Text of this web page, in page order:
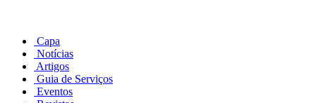
Capa
Notícias
Artigos
Guia de Serviços
Eventos